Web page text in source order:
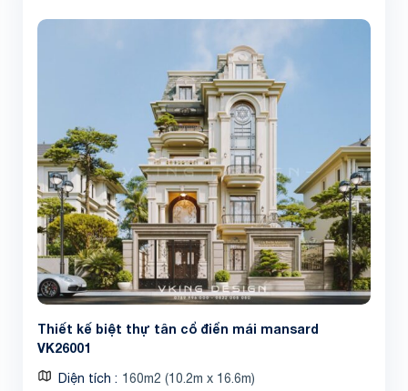
Thiết kế biệt thự tân cổ điển mái mansard
VK26001
Diện tích 160m2 (10.2m x 16.6m)